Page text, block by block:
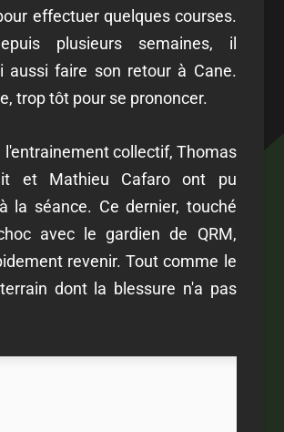
effectuer quelques courses.
plusieurs semaines, il
aussi faire son retour à Cane.
trop tôt pour se prononcer.
l'entrainement collectif, Thomas
et Mathieu Cafaro ont pu
la séance. Ce dernier, touché
avec le gardien de QRM,
revenir. Tout comme le
dont la blessure n'a pas